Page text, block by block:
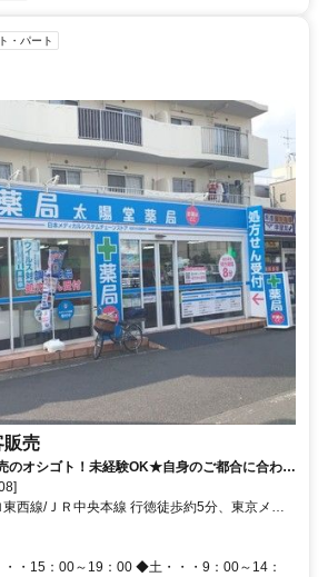
・パート
販売
のオシゴト！未経験OK★自身のご都合に合わせ
西線/ＪＲ中央本線 行徳徒歩約5分、東京メト
南行徳南口徒歩約19分、東京メトロ東西線/ＪＲ
約22分 東京メトロ東西線「行徳駅」下車 徒歩
・15：00～19：00 ◆土・・・9：00～14：